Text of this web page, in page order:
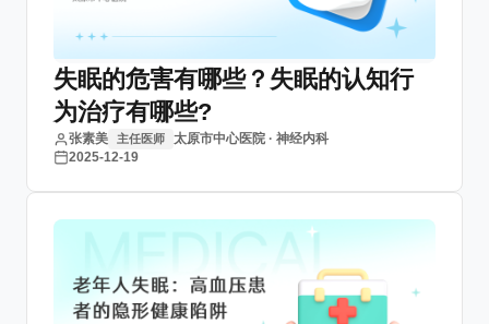
失眠的危害有哪些？失眠的认知行
为治疗有哪些?
张素美 主任医师
太原市中心医院 · 神经内科
2025-12-19